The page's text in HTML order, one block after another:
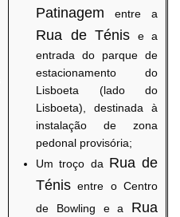
Patinagem entre a
Rua de Ténis e a
entrada do parque de
estacionamento do
Lisboeta (lado do
Lisboeta), destinada à
instalação de zona
pedonal provisória;
Um troço da Rua de
Ténis entre o Centro
de Bowling e a Rua